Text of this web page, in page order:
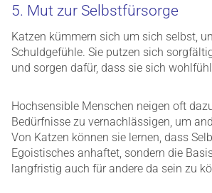
5. Mut zur Selbstfürsorge
Katzen kümmern sich um sich selbst,
Schuldgefühle. Sie putzen sich
und sorgen dafür, dass sie sich
Hochsensible Menschen neigen oft
Bedürfnisse zu vernachlässigen, um
Von Katzen können sie lernen, dass
Egoistisches anhaftet, sondern die
langfristig auch für andere da sein zu